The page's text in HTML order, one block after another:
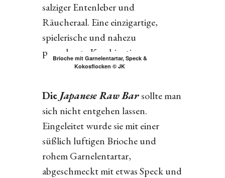
salziger Entenleber und
Räucheraal. Eine einzigartige,
spielerische und nahezu
provokante Kombination.
Brioche mit Garnelentartar, Speck &
Kokosflocken © JK
Die Japanese Raw Bar sollte man
sich nicht entgehen lassen.
Eingeleitet wurde sie mit einer
süßlich luftigen Brioche und
rohem Garnelentartar,
abgeschmeckt mit etwas Speck und